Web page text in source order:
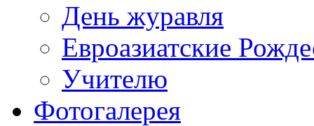
День журавля
Евроазиатские
Учителю
Фотогалерея